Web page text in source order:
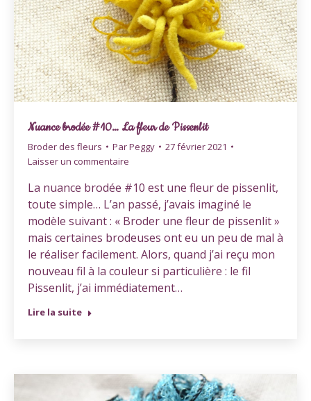
Nuance brodée #10… La fleur de Pissenlit
Broder des fleurs ParPeggy
27 février 2021
Laisser un commentaire
La nuance brodée #10 est une fleur de pissenlit,
toute simple… L’an passé, j’avais imaginé le
modèle suivant : « Broder une fleur de pissenlit »
mais certaines brodeuses ont eu un peu de mal à
le réaliser facilement. Alors, quand j’ai reçu mon
nouveau fil à la couleur si particulière : le fil
Pissenlit, j’ai immédiatement…
Lire la suite